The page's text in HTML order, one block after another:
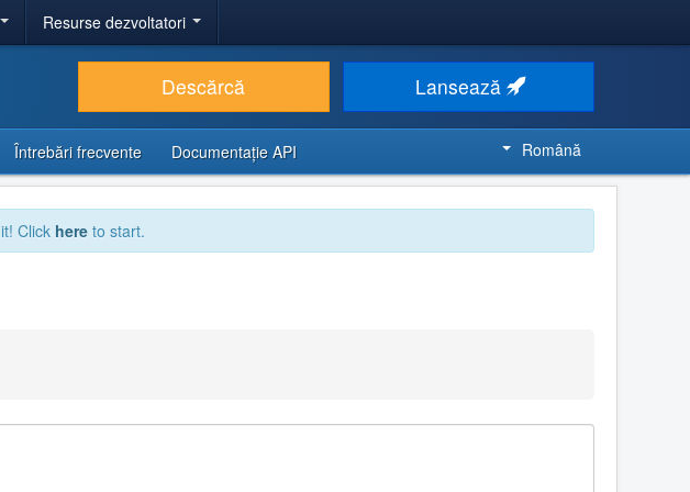
Resurse dezvoltatori
Descărcă Lansează
Întrebări frecvente Documentaţie API Română
Click here to start.